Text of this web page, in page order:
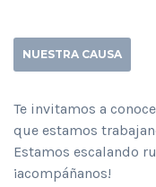
NUESTRA CAUSA
Te invitamos a
que estamos
Estamos escalando
¡acompáñanos!